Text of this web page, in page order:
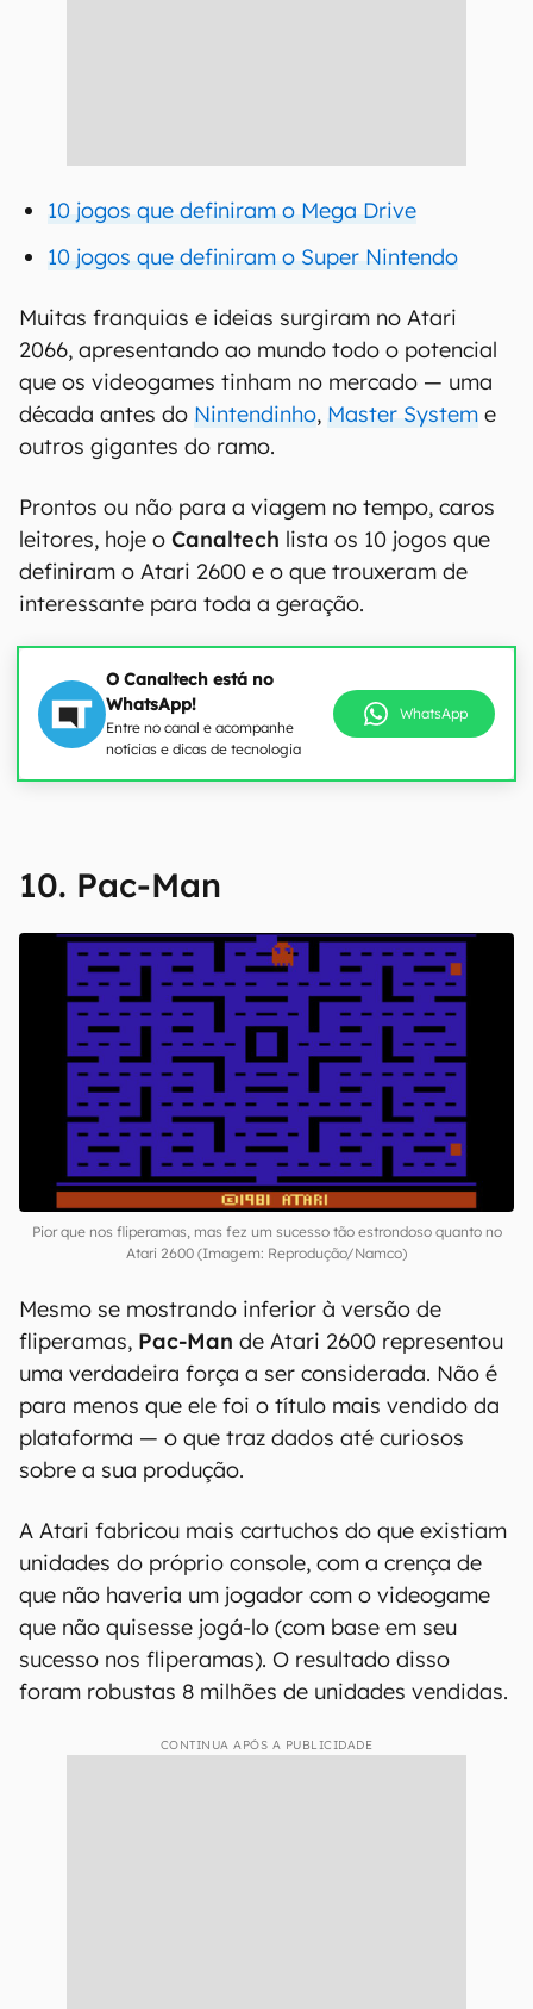
10 jogos que definiram o Mega Drive
10 jogos que definiram o Super Nintendo
Muitas franquias e ideias surgiram no Atari
2066, apresentando ao mundo todo o potencial
que os videogames tinham no mercado — uma
década antes do Nintendinho, Master System e
outros gigantes do ramo.
Prontos ou não para a viagem no tempo, caros
leitores, hoje o Canaltech lista os 10 jogos que
definiram o Atari 2600 e o que trouxeram de
interessante para toda a geração.
O Canaltech está no
WhatsApp!
Entre no canal e acompanhe
notícias e dicas de tecnologia
WhatsApp
10. Pac-Man
Atari 2600 (Imagem: Reprodução/Namco)
Mesmo se mostrando inferior à versão de
fliperamas,Pac-Mande Atari 2600 representou
uma verdadeira força a ser considerada. Não é
para menos que ele foi o título mais vendido da
sobre a sua produção.